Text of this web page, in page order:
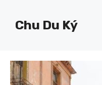
Chu Du Ký